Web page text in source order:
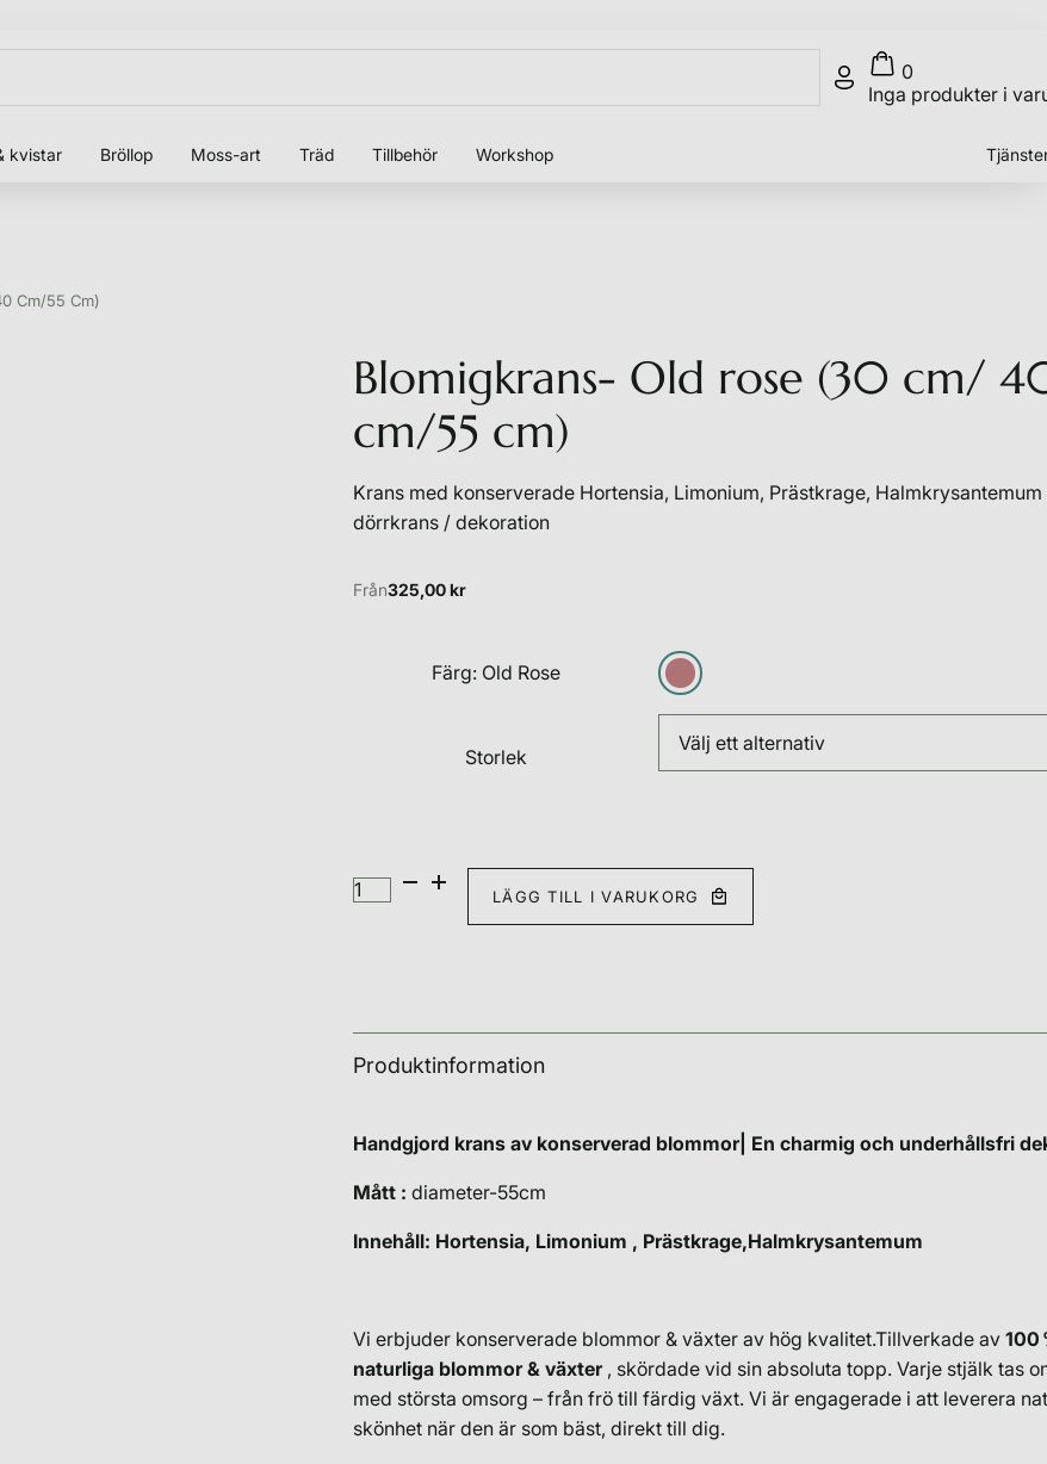
0
Inga produkter i
kvistar Bröllop Moss-art Träd Tillbehör Workshop
Cm/55 Cm)
Blomigkrans- Old rose (30 cm/
cm/55 cm)
Krans med konserverade Hortensia, Limonium, Prästkrage,
dörrkrans / dekoration
Från325,00kr
Färg: Old Rose
Storlek
LÄGG TILL I VARUKORG
Produktinformation
Handgjord krans av konserverad blommor| En charmig och underhållsfri
Mått : diameter-55cm
Innehåll: Hortensia, Limonium , Prästkrage,Halmkrysantemum
Vi erbjuder konserverade blommor & växter av hög kvalitet.Tillverkade av 100
naturliga blommor & växter, skördade vid sin absoluta topp. Varje stjälk tas
med största omsorg – från frö till färdig växt. Vi är engagerade i att leverera
skönhet när den är som bäst, direkt till dig.